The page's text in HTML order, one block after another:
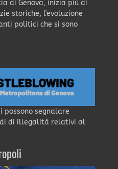
di Genova, inizia più di
storiche, l'evoluzione
politici che si sono
possono segnalare
di illegalità relativi al